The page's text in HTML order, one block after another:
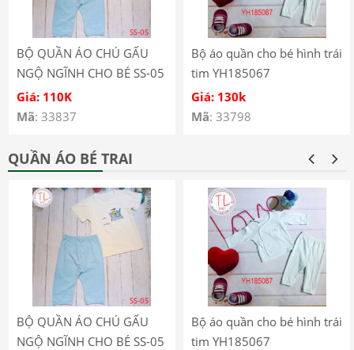
BỘ QUẦN ÁO CHÚ GẤU
NGỘ NGĨNH CHO BÉ SS-05
Giá: 110K
Mã: 33837
Bộ áo quần cho bé hình trái
tim YH185067
Giá: 130k
Mã: 33798
QUẦN ÁO BÉ TRAI
BỘ QUẦN ÁO CHÚ GẤU
NGỘ NGĨNH CHO BÉ SS-05
Bộ áo quần cho bé hình trái
tim YH185067